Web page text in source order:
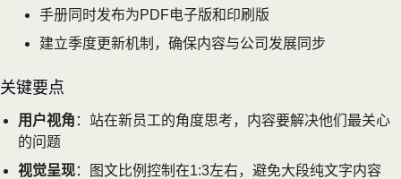
手册同时发布为PDF电子版和印刷版
建立季度更新机制，确保内容与公司发展同步
关键要点
用户视角 ：站在新员工的角度思考，内容要解决他们最关心
的问题
视觉呈现：图文比例控制在1:3左右，避免大段纯文字内容